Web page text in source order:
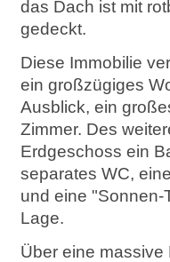
das Dach ist mit
gedeckt.
Diese Immobilie
ein großzügiges
Ausblick, ein
Zimmer. Des
Erdgeschoss ein
separates WC,
und eine "Sonnen-
Lage.
Über eine massive